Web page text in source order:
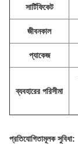
সার্টিফিকেট
জীবনকাল
প্যাকেজ
ব্যবহারের পরিসীমা
প্রতিযোগিতামূলক সুবিধা: